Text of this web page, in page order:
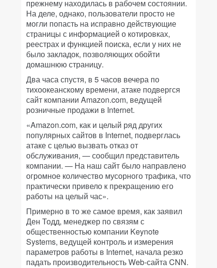
прежнему находилась в рабочем состоянии.
На деле, однако, пользователи просто не
могли попасть на исправно действующие
страницы с информацией о котировках,
реестрах и функцией поиска, если у них не
было закладок, позволяющих обойти
домашнюю страницу.
Два часа спустя, в 5 часов вечера по
тихоокеанскому времени, атаке подвергся
сайт компании Amazon.com, ведущей
розничные продажи в Internet.
«Amazon.com, как и целый ряд других
популярных сайтов в Internet, подверглась
атаке с целью вызвать отказ от
обслуживания, — сообщил представитель
компании. — На наш сайт было направлено
огромное количество мусорного трафика, что
практически привело к прекращению его
работы на целый час».
Примерно в то же самое время, как заявил
Ден Тодд, менеджер по связям с
общественностью компании Keynote
Systems, ведущей контроль и измерения
параметров работы в Internet, начала резко
падать производительность Web-сайта CNN.